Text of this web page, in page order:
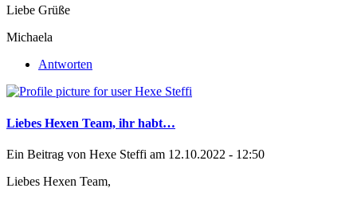
Liebe Grüße
Michaela
Antworten
Liebes Hexen Team, ihr habt…
Ein Beitrag von Hexe Steffi am 12.10.2022 - 12:50
Liebes Hexen Team,